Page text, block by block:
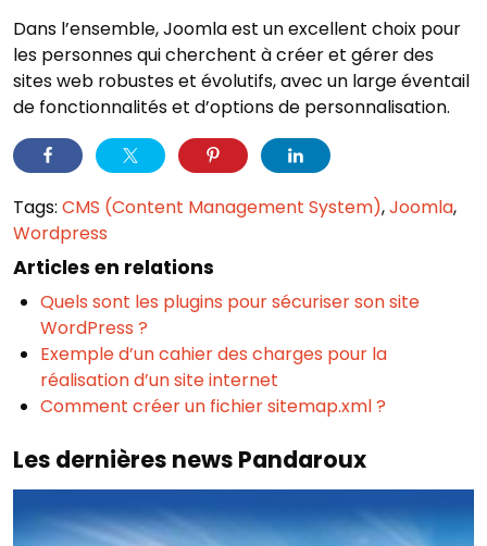
Dans l’ensemble, Joomla est un excellent choix pour
les personnes qui cherchent à créer et gérer des
sites web robustes et évolutifs, avec un large éventail
de fonctionnalités et d’options de personnalisation.
Tags: CMS (Content Management System),Joomla,
Wordpress
Articles en relations
Quels sont les plugins pour sécuriser son site
WordPress ?
Exemple d’un cahier des charges pour la
réalisation d’un site internet
Comment créer un fichier sitemap.xml ?
Les dernières news Pandaroux